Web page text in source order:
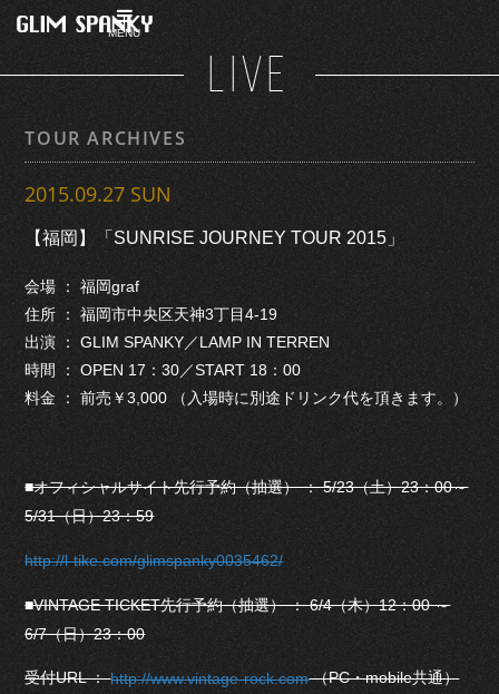
MENU
LIVE
TOUR ARCHIVES
2015.09.27 SUN
【福岡】「SUNRISE JOURNEY TOUR 2015」
会場 ： 福岡graf
住所 ： 福岡市中央区天神3丁目4-19
出演 ： GLIM SPANKY／LAMP IN TERREN
時間 ： OPEN 17：30／START 18：00
料金 ： 前売￥3,000 （入場時に別途ドリンク代を頂きます。）
■オフィシャルサイト先行予約（抽選） ： 5/23（土）23：00～
5/31（日）23：59
http://l-tike.com/glimspanky0035462/
■VINTAGE TICKET先行予約（抽選） ： 6/4（木）12：00 ～
6/7（日）23：00
受付URL ：http://www.vintage-rock.com（PC・mobile共通）